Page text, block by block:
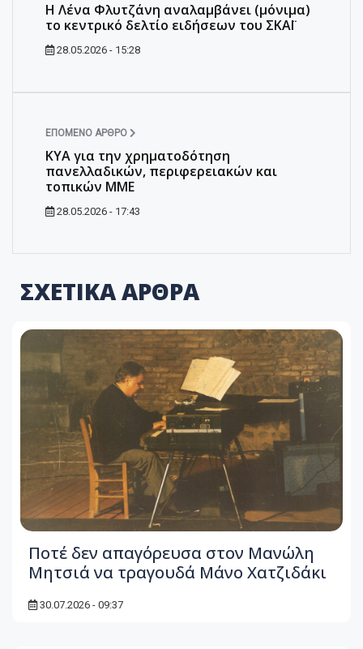
Η Λένα Φλυτζάνη αναλαμβάνει (μόνιμα)
το κεντρικό δελτίο ειδήσεων του ΣΚΑΪ
28.05.2026 - 15:28
ΕΠΌΜΕΝΟ ΆΡΘΡΟ
ΚΥΑ για την χρηματοδότηση
πανελλαδικών, περιφερειακών και
τοπικών ΜΜΕ
28.05.2026 - 17:43
ΣΧΕΤΙΚΑ ΑΡΘΡΑ
Ποτέ δεν απαγόρευσα στον Μανώλη
Μητσιά να τραγουδά Μάνο Χατζιδάκι
30.07.2026 - 09:37